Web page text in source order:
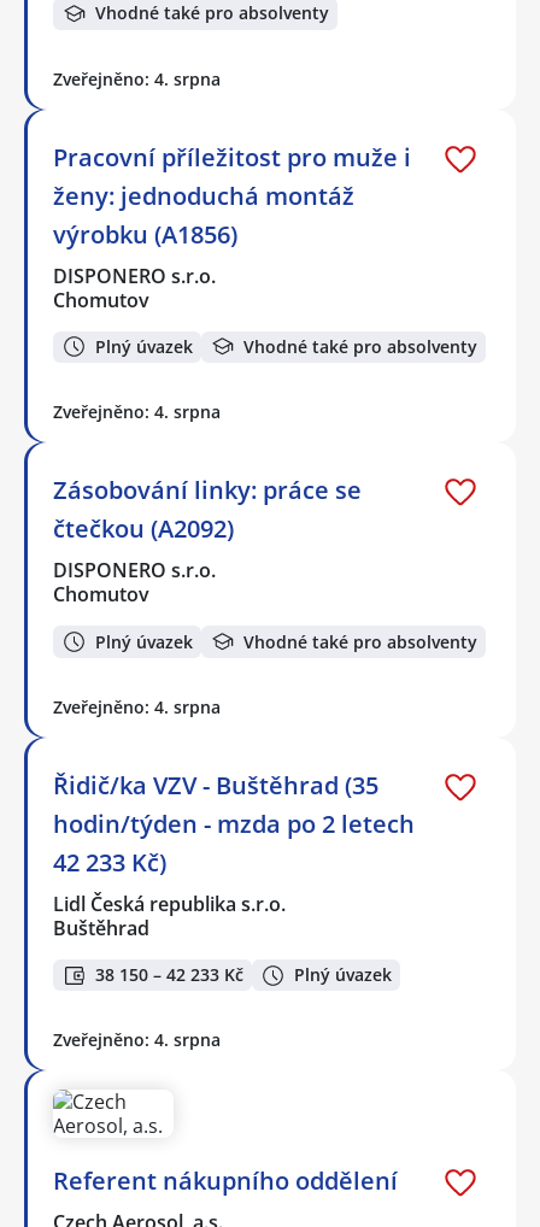
Vhodné také pro absolventy
Zveřejněno: 4. srpna
Pracovní příležitost pro muže i
ženy: jednoduchá montáž
výrobku (A1856)
DISPONERO s.r.o.
Chomutov
Plný úvazek Vhodné také pro absolventy
Zveřejněno: 4. srpna
Zásobování linky: práce se
čtečkou (A2092)
DISPONERO s.r.o.
Chomutov
Plný úvazek Vhodné také pro absolventy
Zveřejněno: 4. srpna
Řidič/ka VZV - Buštěhrad (35
hodin/týden - mzda po 2 letech
42 233 Kč)
Lidl Česká republika s.r.o.
Buštěhrad
38 150 – 42 233 Kč Plný úvazek
Zveřejněno: 4. srpna
Referent nákupního oddělení